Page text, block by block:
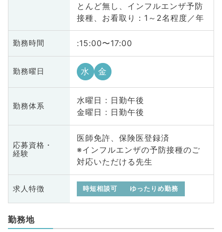
とんど無し、インフルエンザ予防
接種、お看取り：1～2名程度／年
勤務時間 :15:00〜17:00
勤務曜日 水 金
勤務体系
水曜日 : 日勤午後
金曜日 : 日勤午後
応募資格・
経験
医師免許、保険医登録済
※インフルエンザの予防接種のご
対応いただける先生
求人特徴 時短相談可 ゆったりめ勤務
勤務地